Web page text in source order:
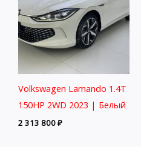
Volkswagen Lamando 1.4T
150HP 2WD 2023 | Белый
2 313 800₽